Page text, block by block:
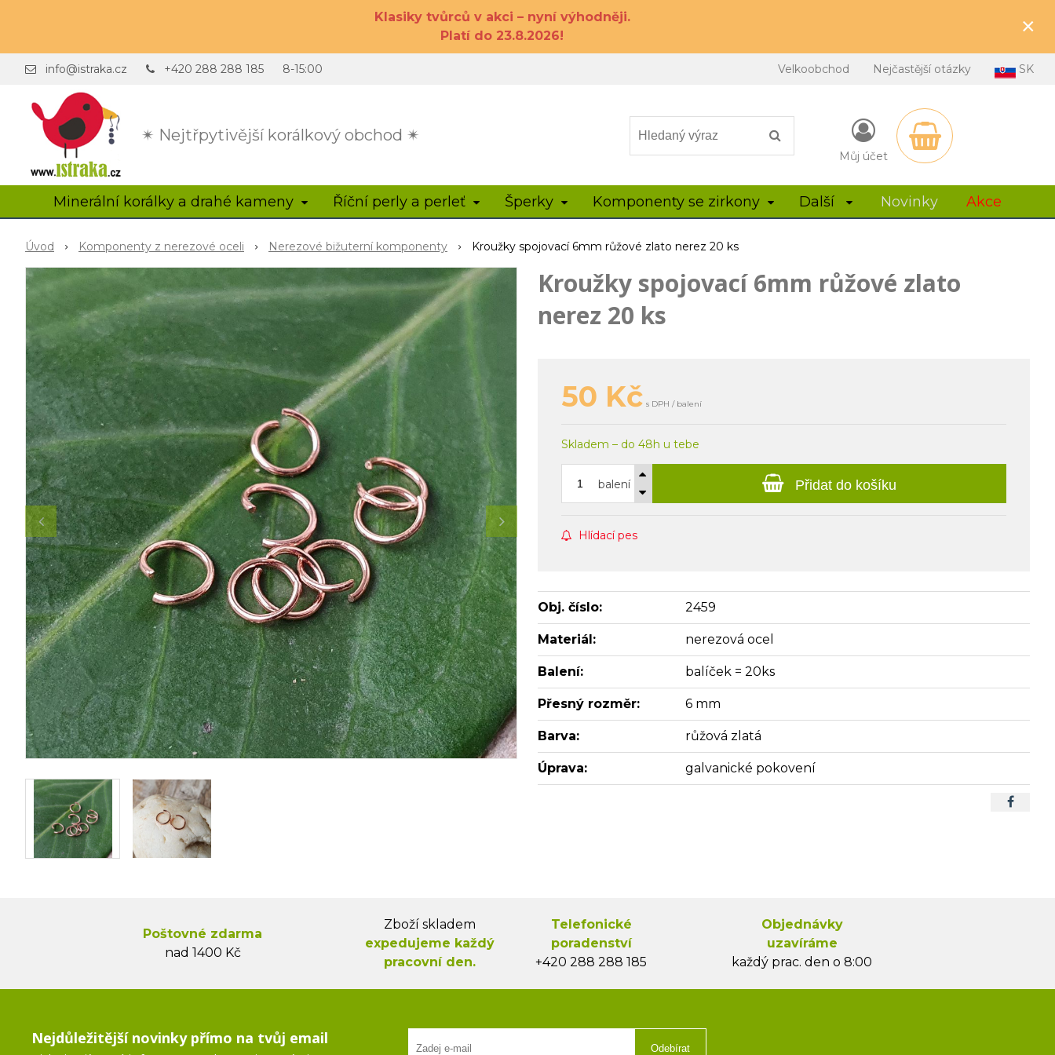
Klasiky tvůrců v akci – nyní výhodněji.
Platí do 23.8.2026!
×
✴ Nejtřpytivější korálkový obchod ✴
info@istraka.cz +420 288 288 185 8-15:00 Velkoobchod Nejčastější otázky SK
Můj účet
Minerální korálky a drahé kameny Říční perly a perleť Šperky Komponenty se zirkony Další Novinky Akce
Úvod Komponenty z nerezové oceli Nerezové bižuterní komponenty Kroužky spojovací 6mm růžové zlato nerez 20 ks
Kroužky spojovací 6mm růžové zlato
nerez 20 ks
50 Kč s DPH / balení
Skladem – do 48h u tebe
balení Přidat do košíku
Hlídací pes
Obj. číslo: 2459
Materiál: nerezová ocel
Balení: balíček = 20ks
Přesný rozměr: 6 mm
Barva: růžová zlatá
Úprava: galvanické pokovení
Poštovné zdarma
nad 1400 Kč
Zboží skladem
expedujeme každý
pracovní den.
Telefonické
poradenství
+420 288 288 185
Objednávky
uzavíráme
každý prac. den o 8:00
Nejdůležitější novinky přímo na tvůj email
Odebírat